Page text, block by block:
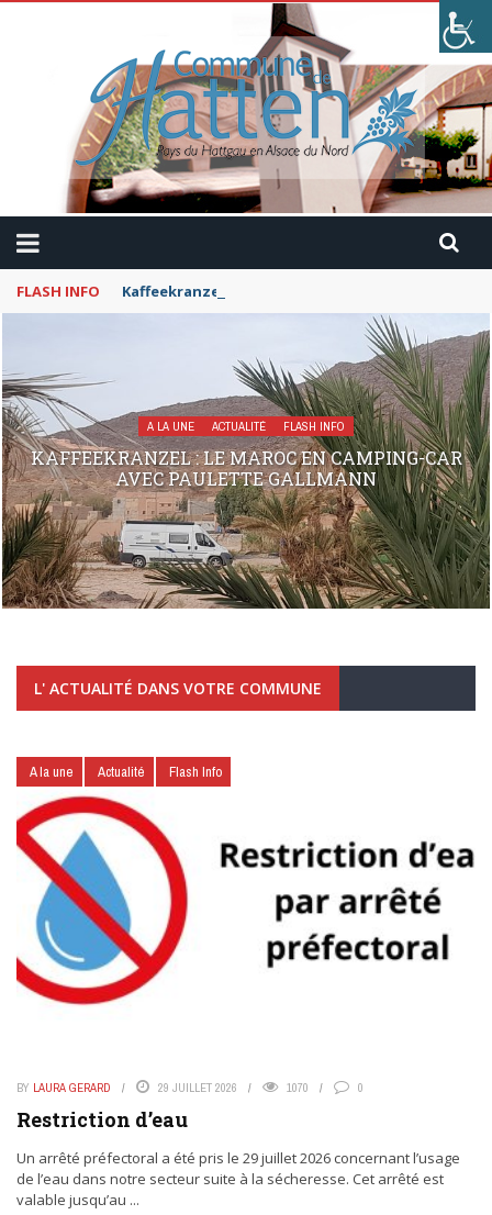
FLASH INFO Kaffeekranzel : Le Maroc en camping-car avec
A LA UNE ACTUALITÉ FLASH INFO
KAFFEEKRANZEL : LE MAROC EN CAMPING-CAR
AVEC PAULETTE GALLMANN
L' ACTUALITÉ DANS VOTRE COMMUNE
A la une Actualité Flash Info
BY LAURA GERARD 29 JUILLET 2026 1070 0
Restriction d’eau
Un arrêté préfectoral a été pris le 29 juillet 2026 concernant l’usage
de l’eau dans notre secteur suite à la sécheresse. Cet arrêté est
valable jusqu’au ...